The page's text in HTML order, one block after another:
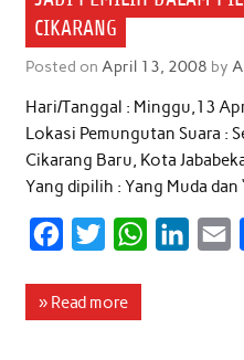
CIKARANG
Posted on April 13, 2008 by
Hari/Tanggal : Minggu,13
Lokasi Pemungutan Suara :
Cikarang Baru, Kota
Yang dipilih : Yang Muda
c
i
W
» Read more